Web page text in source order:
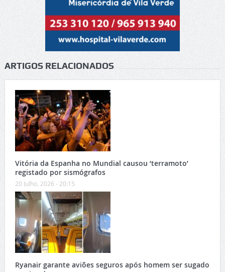
ARTIGOS RELACIONADOS
Vitória da Espanha no Mundial causou ‘terramoto’
registado por sismógrafos
20 Julho, 2026 - 20:15
Ryanair garante aviões seguros após homem ser sugado